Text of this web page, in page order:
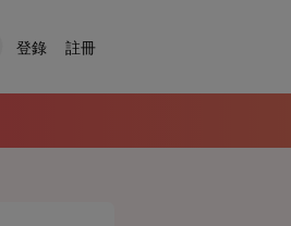
登錄 註冊